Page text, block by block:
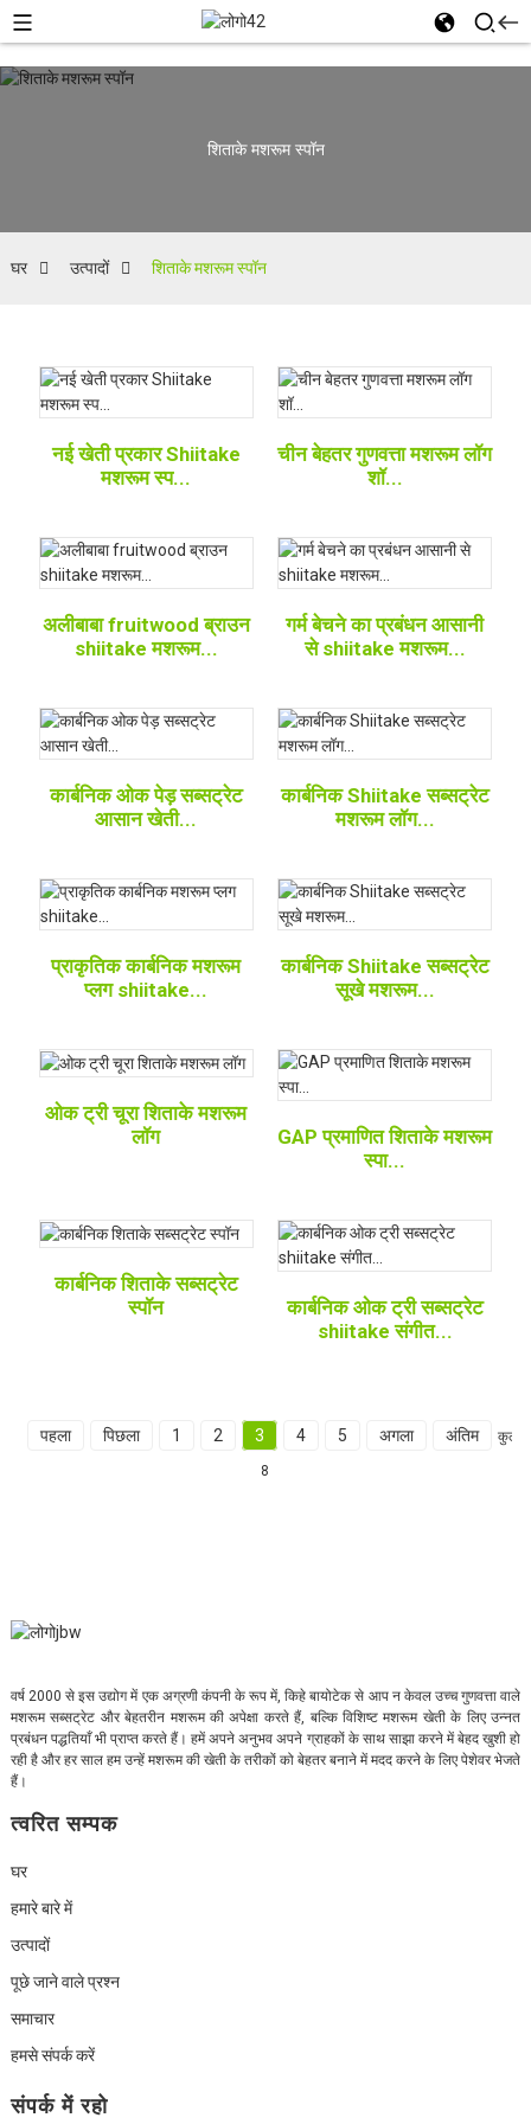
शिताके मशरूम स्पॉन
घर उत्पादों शिताके मशरूम स्पॉन
नई खेती प्रकार Shiitake
मशरूम स्प...
चीन बेहतर गुणवत्ता मशरूम लॉग
शॉ...
अलीबाबा fruitwood ब्राउन
shiitake मशरूम...
गर्म बेचने का प्रबंधन आसानी
से shiitake मशरूम...
कार्बनिक ओक पेड़ सब्सट्रेट
आसान खेती...
कार्बनिक Shiitake सब्सट्रेट
मशरूम लॉग...
प्राकृतिक कार्बनिक मशरूम
प्लग shiitake...
कार्बनिक Shiitake सब्सट्रेट
सूखे मशरूम...
ओक ट्री चूरा शिताके मशरूम
लॉग
GAP प्रमाणित शिताके मशरूम
स्पा...
कार्बनिक शिताके सब्सट्रेट
स्पॉन
कार्बनिक ओक ट्री सब्सट्रेट
shiitake संगीत...
पहला पिछला 1 2 3 4 5 अगला अंतिम कुल
8
वर्ष 2000 से इस उद्योग में एक अग्रणी कंपनी के रूप में, किहे बायोटेक से आप न केवल उच्च गुणवत्ता वाले
मशरूम सब्सट्रेट और बेहतरीन मशरूम की अपेक्षा करते हैं, बल्कि विशिष्ट मशरूम खेती के लिए उन्नत
प्रबंधन पद्धतियाँ भी प्राप्त करते हैं। हमें अपने अनुभव अपने ग्राहकों के साथ साझा करने में बेहद खुशी हो
रही है और हर साल हम उन्हें मशरूम की खेती के तरीकों को बेहतर बनाने में मदद करने के लिए पेशेवर भेजते
हैं।
त्वरित सम्पक
घर
हमारे बारे में
उत्पादों
पूछे जाने वाले प्रश्न
समाचार
हमसे संपर्क करें
संपर्क में रहो